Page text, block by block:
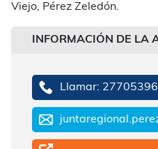
Viejo, Pérez Zeledón.
INFORMACIÓN DE LA
Llamar: 27705396